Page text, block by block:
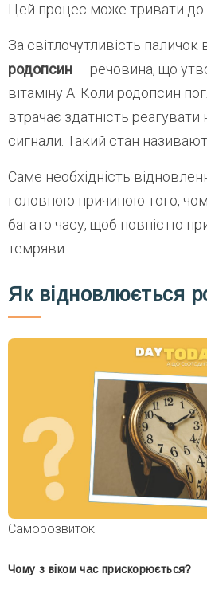
Цей процес може тривати до
За світлочутливість паличок
родопсин — речовина, що
вітаміну А. Коли родопсин
втрачає здатність реагувати
сигнали. Такий стан
Саме необхідність
головною причиною того,
багато часу, щоб повністю
темряви.
Як відновлюється
Саморозвиток
Чому з віком час прискорюється?